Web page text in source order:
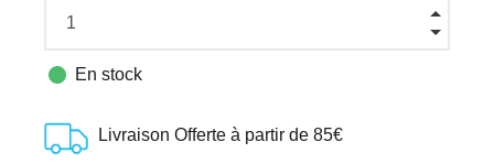
 En stock
Livraison Offerte à partir de 85€